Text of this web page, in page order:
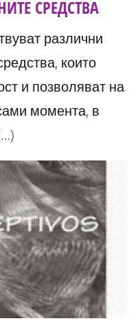
СРЕДСТВА
различни
които
и позволяват на
момента, в